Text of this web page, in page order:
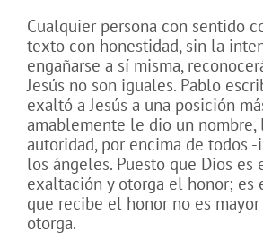
Cualquier persona con sentido
texto con honestidad, sin la
engañarse a sí misma,
Jesús no son iguales. Pablo
exaltó a Jesús a una posición
amablemente le dio un nombre,
autoridad, por encima de todos
los ángeles. Puesto que Dios es
exaltación y otorga el honor; es
que recibe el honor no es
otorga.